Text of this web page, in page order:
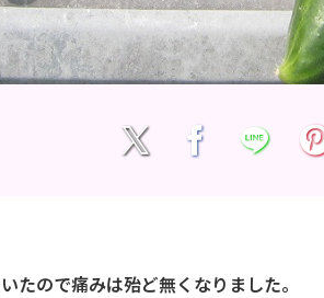
たので痛みは殆ど無くなりました。